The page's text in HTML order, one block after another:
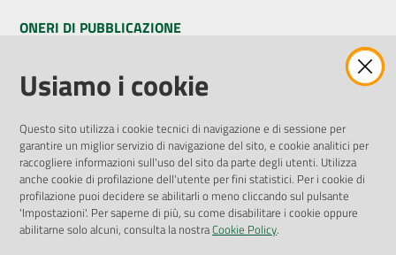
ONERI DI PUBBLICAZIONE
Amministrazione Trasparente
Pubblicità legale
Privacy Policy
Attuazione Misure PNRR
Liste di Attesa
ENTI, IMPRESE E PARTNER
Usiamo i cookie
Questo sito utilizza i cookie tecnici di navigazione e di sessione per
garantire un miglior servizio di navigazione del sito, e cookie analitici per
raccogliere informazioni sull'uso del sito da parte degli utenti. Utilizza
anche cookie di profilazione dell'utente per fini statistici. Per i cookie di
profilazione puoi decidere se abilitarli o meno cliccando sul pulsante
'Impostazioni'. Per saperne di più, su come disabilitare i cookie oppure
abilitarne solo alcuni, consulta la nostraCookie Policy.